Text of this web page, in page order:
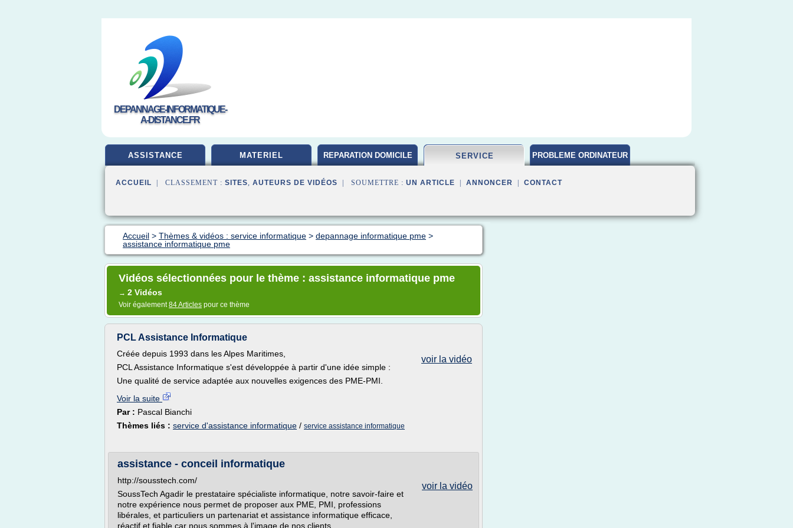
DEPANNAGE-INFORMATIQUE-
A-DISTANCE.FR
ASSISTANCE MATERIEL REPARATION DOMICILE SERVICE PROBLEME ORDINATEUR
ACCUEIL | CLASSEMENT : SITES, AUTEURS DE VIDÉOS | SOUMETTRE : UN ARTICLE ANNONCER CONTACT
Accueil > Thèmes & vidéos : service informatique > depannage informatique pme >
assistance informatique pme
Vidéos sélectionnées pour le thème : assistance informatique pme
→ 2 Vidéos
Voir également84 Articles pour ce thème
PCL Assistance Informatique
voir la vidéo
Créée depuis 1993 dans les Alpes Maritimes,
PCL Assistance Informatique s'est développée à partir d'une idée simple :
Une qualité de service adaptée aux nouvelles exigences des PME-PMI.
Voir la suite
Par : Pascal Bianchi
Thèmes liés : service d'assistance informatique / service assistance informatique
assistance - conceil informatique
voir la vidéo
http://sousstech.com/
SoussTech Agadir le prestataire spécialiste informatique, notre savoir-faire et
notre expérience nous permet de proposer aux PME, PMI, professions
libérales, et particuliers un partenariat et assistance informatique efficace,
réactif et fiable car nous sommes à l'image de nos clients.